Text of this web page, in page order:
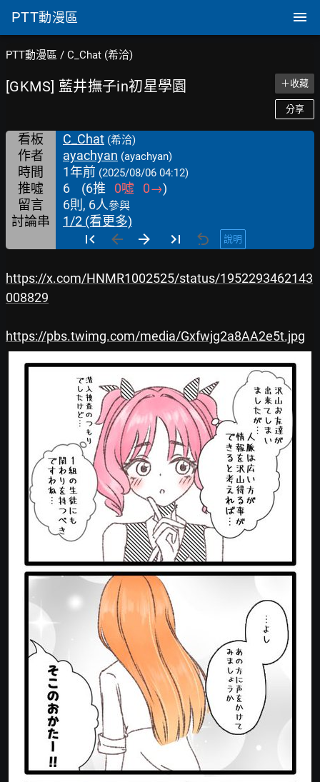
PTT動漫區
PTT動漫區 / C_Chat (希洽)
[GKMS] 藍井撫子in初星學園 ＋收藏
分享
看板 C_Chat (希洽)
作者 ayachyan (ayachyan)
時間 1年前 (2025/08/06 04:12)
推噓 6 (6推 0噓 0→)
留言
6則, 6人參與
討論串 1/2 (看更多)
說明
https://x.com/HNMR1002525/status/1952293462143
008829
https://pbs.twimg.com/media/Gxfwjg2a8AA2e5t.jpg